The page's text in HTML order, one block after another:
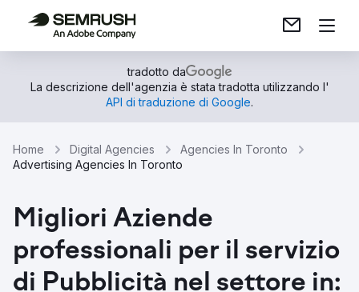
tradotto da
La descrizione dell'agenzia è stata tradotta utilizzando l'
API di traduzione di Google.
Home Digital Agencies
Agencies In Toronto
Advertising Agencies In Toronto
Migliori Aziende
professionali per il servizio
di Pubblicità nel settore in: